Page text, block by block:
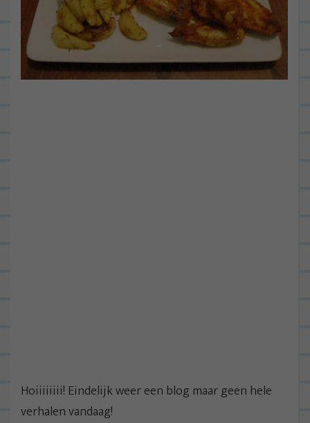
Hoiiiiiiii! Eindelijk weer een blog maar geen hele
verhalen vandaag!